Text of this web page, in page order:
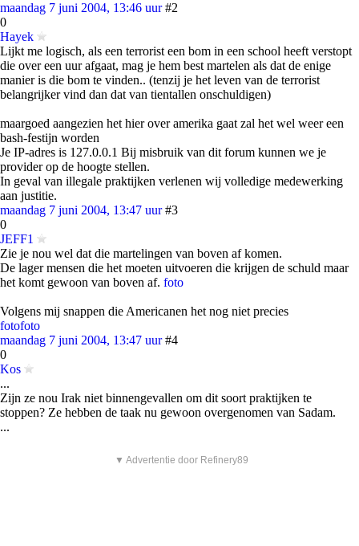
maandag 7 juni 2004, 13:46 uur #2
0
Hayek
Lijkt me logisch, als een terrorist een bom in een school heeft verstopt
die over een uur afgaat, mag je hem best martelen als dat de enige
manier is die bom te vinden.. (tenzij je het leven van de terrorist
belangrijker vind dan dat van tientallen onschuldigen)
maargoed aangezien het hier over amerika gaat zal het wel weer een
bash-festijn worden
Je IP-adres is 127.0.0.1 Bij misbruik van dit forum kunnen we je
provider op de hoogte stellen.
In geval van illegale praktijken verlenen wij volledige medewerking
aan justitie.
maandag 7 juni 2004, 13:47 uur #3
0
JEFF1
Zie je nou wel dat die martelingen van boven af komen.
De lager mensen die het moeten uitvoeren die krijgen de schuld maar
het komt gewoon van boven af. foto
Volgens mij snappen die Americanen het nog niet precies
fotofoto
maandag 7 juni 2004, 13:47 uur #4
0
Kos
...
Zijn ze nou Irak niet binnengevallen om dit soort praktijken te
stoppen? Ze hebben de taak nu gewoon overgenomen van Sadam.
...
▼ Advertentie door Refinery89